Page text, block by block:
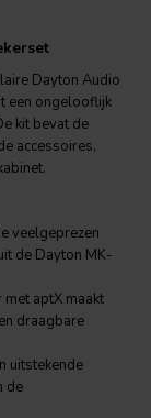
Dayton Audio
een ongelooflijk
kit bevat de
accessoires,
veelgeprezen
de Dayton MK-
aptX maakt
draagbare
uitstekende
de